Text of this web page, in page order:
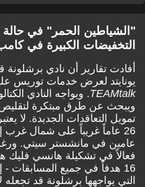
"الشياطين الحمر" في
التخفيضات الكبيرة في
أفادت تقارير أن نادي
يونايتد لعرض خدمات توريس
TEAMtalk. ويواجه النادي
ويبحث عن طرق مبتكرة لتقليص
تمويل التعاقدات الجديدة. لا
26 عاماً غريباً على شمال
عامين في مانشستر سيتي.
فعالاً في تشكيلة هانسي
16 هدفاً في جميع المسابقات -
التي يواجهها برشلونة قد تجعله